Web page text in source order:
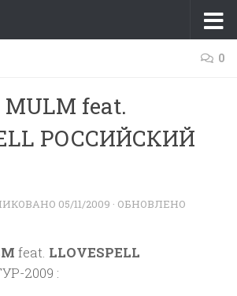
0
MULM feat.
РОССИЙСКИЙ
05/11/2009 · ОБНОВЛЕНО
feat. LLOVESPELL
2009 :